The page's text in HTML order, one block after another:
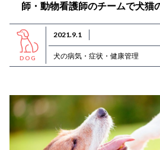
師・動物看護師のチームで犬猫
DOG
2021.9.1
犬の病気・症状・健康管理